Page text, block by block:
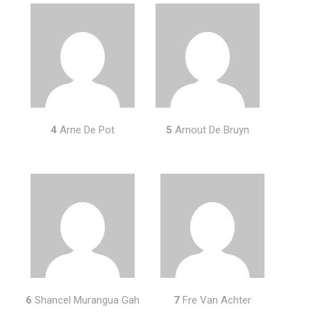
4 Arne De Pot 5 Arnout De Bruyn
6 Shancel Murangua Gah 7 Fre Van Achter